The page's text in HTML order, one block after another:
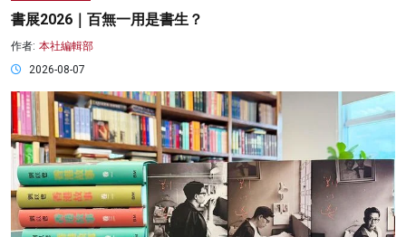
書展2026｜百無一用是書生？
作者: 本社編輯部
2026-08-07